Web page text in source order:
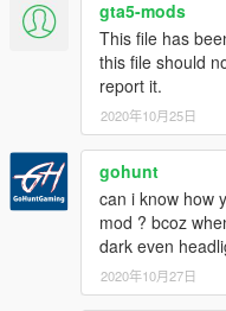
gta5-mods
This file has
this file should
report it.
2020年10月25日
gohunt
can i know how
mod ? bcoz
dark even
2020年10月27日